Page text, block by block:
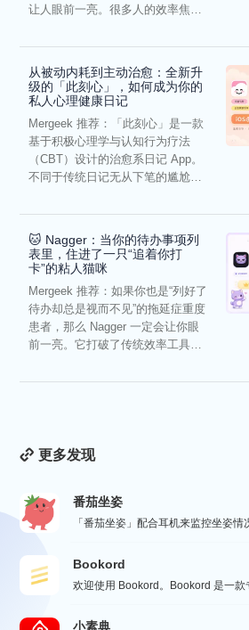
让人眼前一亮。很多人的效率焦
从被动内耗到主动治愈：全新升
级的「此刻心」，如何成为你的
私人心理健康日记
Mergeek 推荐：「此刻心」是一款
基于积极心理学与认知行为疗法
（CBT）设计的治愈系日记 App。
不同于传统日记无从下笔的尴尬，
🐱 Nagger：当你的待办事项列
表里，住进了一只“追着你打
卡”的粘人猫咪
Mergeek 推荐：如果你也是“列好了
待办却总是视而不见”的拖延症重度
患者，那么 Nagger 一定会让你眼
前一亮。它打破了传统效率工具冰
更多发现
番茄坐姿
Bookord
小素典